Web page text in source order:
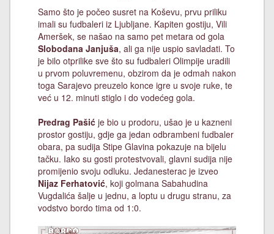
Samo što je počeo susret na Koševu, prvu priliku
imali su fudbaleri iz Ljubljane. Kapiten gostiju, Vili
Ameršek, se našao na samo pet metara od gola
Slobodana Janjuša, ali ga nije uspio savladati. To
je bilo otprilike sve što su fudbaleri Olimpije uradili
u prvom poluvremenu, obzirom da je odmah nakon
toga Sarajevo preuzelo konce igre u svoje ruke, te
već u 12. minuti stiglo i do vodećeg gola.
Predrag Pašić je bio u prodoru, ušao je u kazneni
prostor gostiju, gdje ga jedan odbrambeni fudbaler
obara, pa sudija Stipe Glavina pokazuje na bijelu
tačku. Iako su gosti protestvovali, glavni sudija nije
promijenio svoju odluku. Jedanesterac je izveo
Nijaz Ferhatović, koji golmana Sabahudina
Vugdalića šalje u jednu, a loptu u drugu stranu, za
vodstvo bordo tima od 1:0.